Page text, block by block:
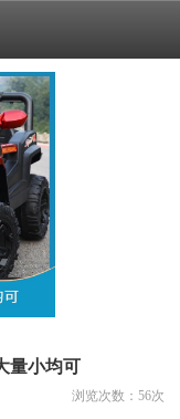
量小均可
浏览次数： 56次